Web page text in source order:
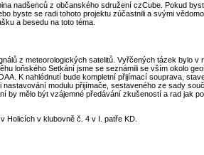
nadšenců z občanského sdružení czCube. Pokud
byste se radi tohoto projektu zúčastnili a svými
a besedu na toto téma.
z meteorologických satelitů. Vyřčených tázek bylo v
loňského Setkání jsme se seznámili se vším okolo
K nahlédnutí bude kompletní přijímací souprava,
modulu přijímače, sestaveného ze sady
by mělo být vzájemné předávání zkušeností a rad jak
Holicích v klubovně č. 4 v I. patře KD.